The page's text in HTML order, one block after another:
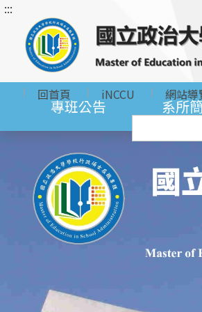
跳
內
塊
:::
回首頁 iNCCU 網站導
專班公告 系所